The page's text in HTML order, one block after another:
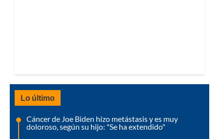
Lo último
Cáncer de Joe Biden hizo metástasis y es muy
doloroso, según su hijo: "Se ha extendido"